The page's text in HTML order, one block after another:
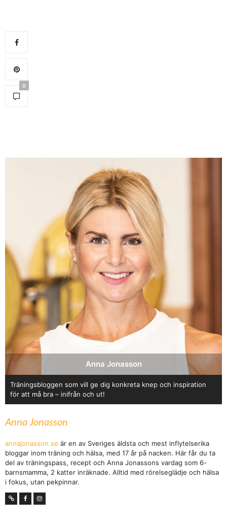
0
Anna Jonasson
Träningsbloggen som vill ge dig konkreta knep och inspiration
för att må bra – inifrån och ut!
Anna Jonasson
annajonasson.se är en av Sveriges äldsta och mest inflytelserika
bloggar inom träning och hälsa, med 17 år på nacken. Här får du ta
del av träningspass, recept och Anna Jonassons vardag som 6-
barnsmamma, 2 katter inräknade. Alltid med rörelseglädje och hälsa
i fokus, utan pekpinnar.